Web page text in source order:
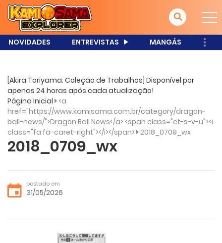
NOVIDADES ENTREVISTAS MANGÁS
[Akira Toriyama: Coleção de Trabalhos] Disponível por
apenas 24 horas após cada atualização!
Página Inicial <a
href="https://www.kamisama.com.br/category/dragon-
ball-news/">Dragon Ball News</a> <span class="ct-s-v-u"><i
class="fa fa-caret-right"></i></span> 2018_0709_wx
2018_0709_wx
postado em
31/05/2026